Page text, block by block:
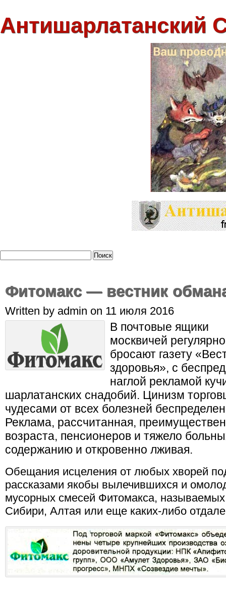
Антишарлатанский
Фитомакс — вестник
Written by admin on 11 июля 2016
В почтовые ящики
москвичей регулярно
бросают газету
здоровья», с
наглой рекламой
шарлатанских снадобий. Цинизм
чудесами от всех болезней
Реклама, рассчитанная,
возраста, пенсионеров и тяжело
содержанию и откровенно лживая.
Обещания исцеления от любых хворей
рассказами якобы вылечившихся и
мусорных смесей Фитомакса,
Сибири, Алтая или еще каких-либо